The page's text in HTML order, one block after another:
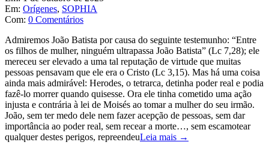
Em: Orígenes, SOPHIA
Com: 0 Comentários
Admiremos João Batista por causa do seguinte testemunho: “Entre
os filhos de mulher, ninguém ultrapassa João Batista” (Lc 7,28); ele
mereceu ser elevado a uma tal reputação de virtude que muitas
pessoas pensavam que ele era o Cristo (Lc 3,15). Mas há uma coisa
ainda mais admirável: Herodes, o tetrarca, detinha poder real e podia
fazê-lo morrer quando quisesse. Ora ele tinha cometido uma ação
injusta e contrária à lei de Moisés ao tomar a mulher do seu irmão.
João, sem ter medo dele nem fazer acepção de pessoas, sem dar
importância ao poder real, sem recear a morte…, sem escamotear
qualquer destes perigos, repreendeuLeia mais →